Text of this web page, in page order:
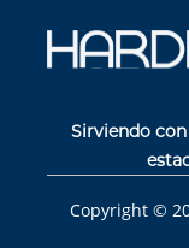
Sirviendo
Copyright ©